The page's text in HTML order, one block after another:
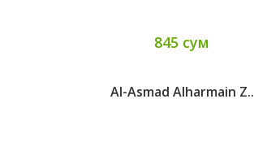
845 сум
Al-Asmad Alharmain Z..